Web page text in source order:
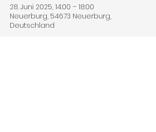
28. Juni 2025, 14:00 – 18:00
Neuerburg, 54673 Neuerburg,
Deutschland